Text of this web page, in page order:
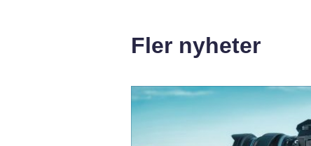
Fler nyheter